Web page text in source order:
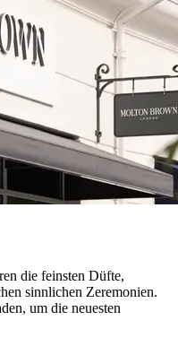
die feinsten Düfte,
sinnlichen Zeremonien.
um die neuesten